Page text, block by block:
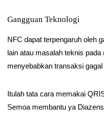
Gangguan Teknologi
NFC dapat terpengaruh oleh
lain atau masalah teknis
menyebabkan transaksi
Itulah tata cara memakai
Semoa membantu ya